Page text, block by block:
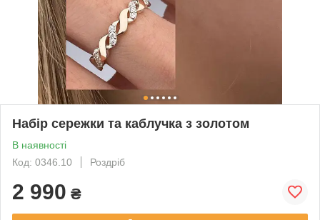
Набір сережки та каблучка з золотом
В наявності
Код: 0346.10
Роздріб
2 990 ₴